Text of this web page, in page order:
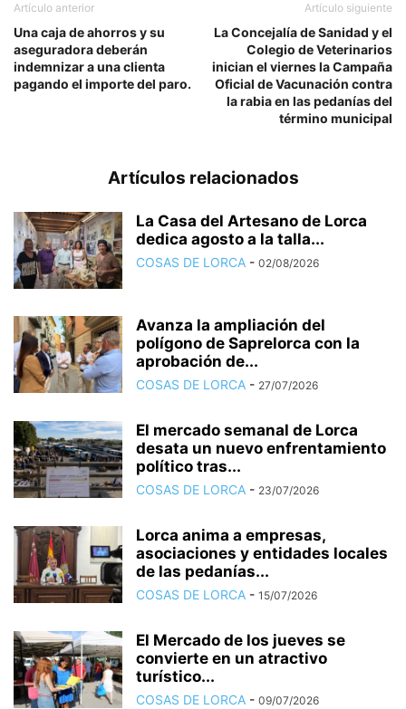
Artículo anterior
Una caja de ahorros y su
aseguradora deberán
indemnizar a una clienta
pagando el importe del paro.
Artículo siguiente
La Concejalía de Sanidad y el
Colegio de Veterinarios
inician el viernes la Campaña
Oficial de Vacunación contra
la rabia en las pedanías del
término municipal
Artículos relacionados
La Casa del Artesano de Lorca
dedica agosto a la talla...
COSAS DE LORCA - 02/08/2026
Avanza la ampliación del
polígono de Saprelorca con la
aprobación de...
COSAS DE LORCA - 27/07/2026
El mercado semanal de Lorca
desata un nuevo enfrentamiento
político tras...
COSAS DE LORCA - 23/07/2026
Lorca anima a empresas,
asociaciones y entidades locales
de las pedanías...
COSAS DE LORCA - 15/07/2026
El Mercado de los jueves se
convierte en un atractivo
turístico...
COSAS DE LORCA - 09/07/2026